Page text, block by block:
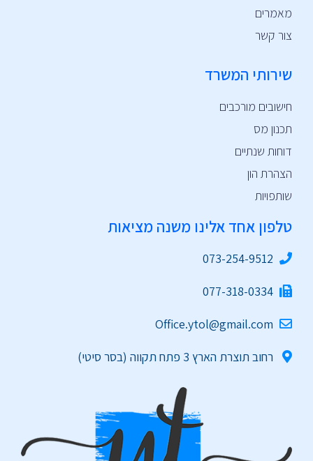
מאמרים
צור קשר
שירותי המשרד
חישובים מורכבים
תכנון מס
דוחות שנתיים
הצהרת הון
שותפויות
טלפון אחד אלינו משנה מציאות
073-254-9512
077-318-0334
Office.ytol@gmail.com
רחוב תוצרת הארץ 3 פתח תקווה (בסר סיטי)